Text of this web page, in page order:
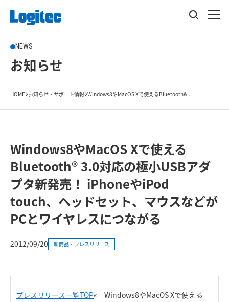
NEWS
お知らせ
HOME お知らせ・サポート情報 Windows8やMacOS Xで使えるBluetooth&...
Windows8やMacOS Xで使える
Bluetooth® 3.0対応の極小USBアダ
プタ新発売！ iPhoneやiPod
touch、ヘッドセット、マウスなどが
PCとワイヤレスにつながる
2012/09/20 新商品・プレスリリース
プレスリリース一覧TOP« Windows8やMacOS Xで使える